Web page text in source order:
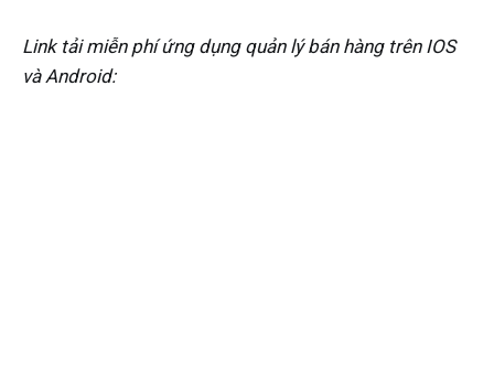
Link tải miễn phí ứng dụng quản lý bán hàng trên IOS
và Android: